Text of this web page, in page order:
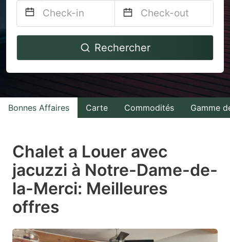
Navigate
to
with
the
select
a
date.
Press
question
Navigate
backward
to
interact
with
the
select
a
date.
question
Rechercher
Bonnes Affaires Carte Commodités Gamme
Chalet a Louer avec
jacuzzi à Notre-Dame-de-
la-Merci: Meilleures
offres